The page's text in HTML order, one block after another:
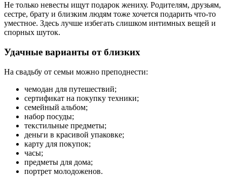
Не только невесты ищут подарок жениху. Родителям, друзьям,
сестре, брату и близким людям тоже хочется подарить что-то
уместное. Здесь лучше избегать слишком интимных вещей и
спорных шуток.
Удачные варианты от близких
На свадьбу от семьи можно преподнести:
чемодан для путешествий;
сертификат на покупку техники;
семейный альбом;
набор посуды;
текстильные предметы;
деньги в красивой упаковке;
карту для покупок;
часы;
предметы для дома;
портрет молодоженов.